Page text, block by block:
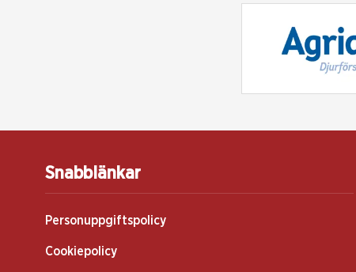
Snabblänkar
Personuppgiftspolicy
Cookiepolicy